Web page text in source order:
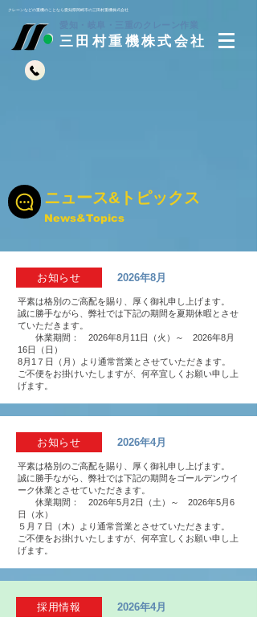
​クレーンなどの重機のことなら愛知県岡崎市の三田村重機株式会社
三田村重機株式会社
​ニュース&トピックス
News&Topics
お知らせ 2026年8月
平素は格別のご高配を賜り、厚く御礼申し上げます。
誠に勝手ながら、弊社では下記の期間を夏期休暇とさせ
ていただきます。
休業期間： 2026年8月11日（火）～ 2026年8月
16日（日）
8月1７日（月）より通常営業とさせていただきます。
ご不便をお掛けいたしますが、何卒宜しくお願い申し上
げます。
お知らせ 2026年4月
平素は格別のご高配を賜り、厚く御礼申し上げます。
誠に勝手ながら、弊社では下記の期間をゴールデンウイ
ーク休業とさせていただきます。
休業期間： 2026年5月2日（土）～ 2026年5月6
日（水）
５月７日（木）より通常営業とさせていただきます。
ご不便をお掛けいたしますが、何卒宜しくお願い申し上
げます。
採用情報 2026年4月